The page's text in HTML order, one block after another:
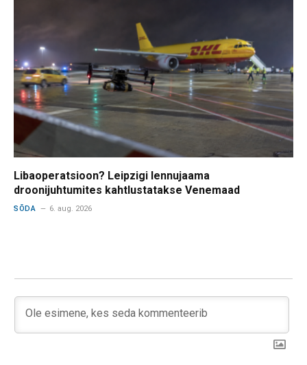
Libaoperatsioon? Leipzigi lennujaama
droonijuhtumites kahtlustatakse Venemaad
SÕDA 6. aug. 2026